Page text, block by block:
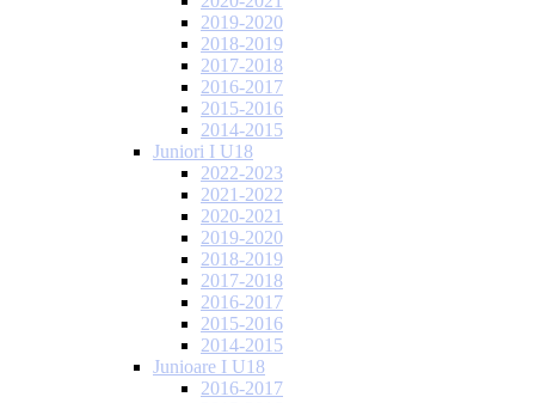
2019-2020
2018-2019
2017-2018
2016-2017
2015-2016
2014-2015
Juniori I U18
2022-2023
2021-2022
2020-2021
2019-2020
2018-2019
2017-2018
2016-2017
2015-2016
2014-2015
Junioare I U18
2016-2017